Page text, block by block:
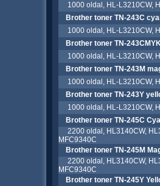
1000 oldal, HL-L3210CW,
Brother toner TN-243C
1000 oldal, HL-L3210CW,
Brother toner TN-
1000 oldal, HL-L3210CW,
Brother toner TN-243M
1000 oldal, HL-L3210CW,
Brother toner TN-243Y
1000 oldal, HL-L3210CW,
Brother toner TN-245C
2200 oldal, HL3140CW,
MFC9340C
Brother toner TN-245M
2200 oldal, HL3140CW,
MFC9340C
Brother toner TN-245Y